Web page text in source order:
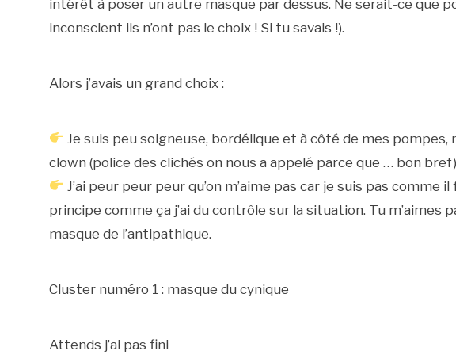
intérêt à poser un autre masque par dessus. Ne serait-ce que
inconscient ils n’ont pas le choix ! Si tu savais !).
Alors j’avais un grand choix :
Je suis peu soigneuse, bordélique et à côté de mes pompes,
clown (police des clichés on nous a appelé parce que … bon
J’ai peur peur peur qu’on m’aime pas car je suis pas comme
principe comme ça j’ai du contrôle sur la situation. Tu m’aimes
masque de l’antipathique.
Cluster numéro 1 : masque du cynique
Attends j’ai pas fini